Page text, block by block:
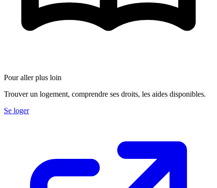
Pour aller plus loin
Trouver un logement, comprendre ses droits, les aides disponibles.
Se loger